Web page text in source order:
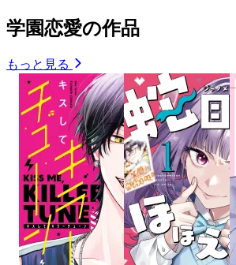
学園恋愛の作品
もっと見る